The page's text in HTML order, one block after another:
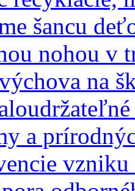
šancu
nohou v
na
a
vzniku